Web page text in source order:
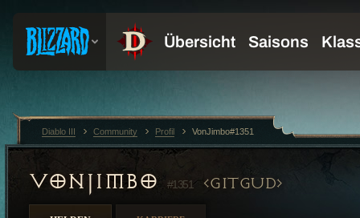
VONJIMBO #1351 GITGUD
Diablo III Community Profil VonJimbo#1351